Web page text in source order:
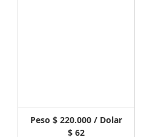
Peso $ 220.000 / Dolar
$ 62